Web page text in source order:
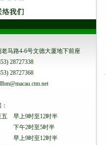
马路4-6号文德大厦地下前座
28727338
28727368
五 早上9时至12时半
2时至5时半
早上9时至12时半